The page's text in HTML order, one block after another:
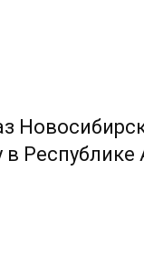
Республике